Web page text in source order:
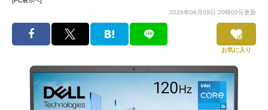
2026年06月09日 20時00分更新
お気に入り